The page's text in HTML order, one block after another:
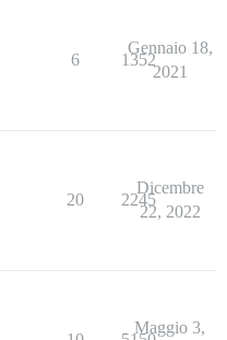
6 1352
Gennaio 18,
2021
20 2245
Dicembre
22, 2022
Maggio 3,